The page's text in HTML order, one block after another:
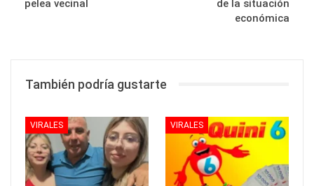
pelea vecinal
de la situación
económica
También podría gustarte
VIRALES VIRALES